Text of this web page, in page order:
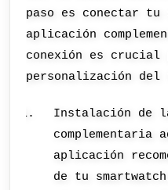
paso es conectar tu
aplicación
conexión es crucial
personalización del
Instalación de
complementaria
aplicación
de tu